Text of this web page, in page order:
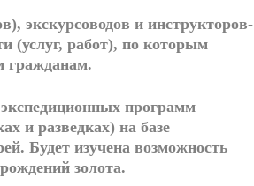
экскурсоводов и инструкторов-
(услуг, работ), по которым
гражданам.
программ
и разведках) на базе
Будет изучена возможность
золота.